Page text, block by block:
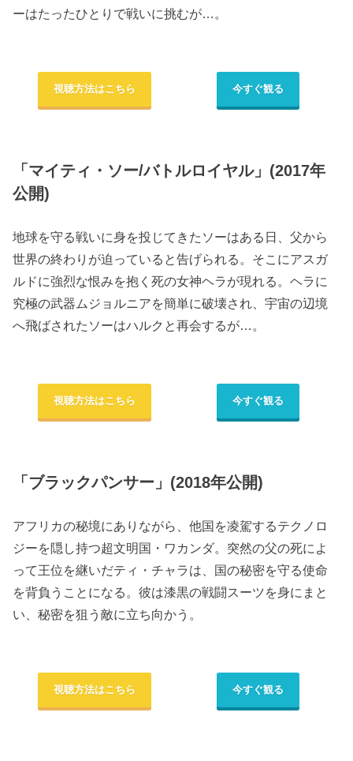
ーはたったひとりで戦いに挑むが…。
視聴方法はこちら 今すぐ観る
「マイティ・ソー/バトルロイヤル」(2017年
公開)
地球を守る戦いに身を投じてきたソーはある日、父から
世界の終わりが迫っていると告げられる。そこにアスガ
ルドに強烈な恨みを抱く死の女神ヘラが現れる。ヘラに
究極の武器ムジョルニアを簡単に破壊され、宇宙の辺境
へ飛ばされたソーはハルクと再会するが…。
視聴方法はこちら 今すぐ観る
「ブラックパンサー」(2018年公開)
アフリカの秘境にありながら、他国を凌駕するテクノロ
ジーを隠し持つ超文明国・ワカンダ。突然の父の死によ
って王位を継いだティ・チャラは、国の秘密を守る使命
を背負うことになる。彼は漆黒の戦闘スーツを身にまと
い、秘密を狙う敵に立ち向かう。
視聴方法はこちら 今すぐ観る